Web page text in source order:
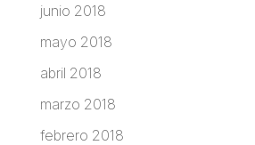
junio 2018
mayo 2018
abril 2018
marzo 2018
febrero 2018